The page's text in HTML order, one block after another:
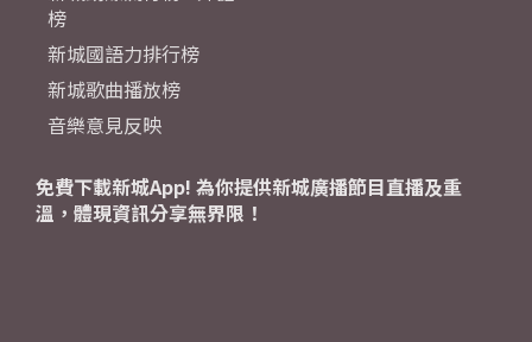
榜
新城國語力排行榜
新城歌曲播放榜
音樂意見反映
免費下載新城App! 為你提供新城廣播節目直播及重
溫，體現資訊分享無界限！